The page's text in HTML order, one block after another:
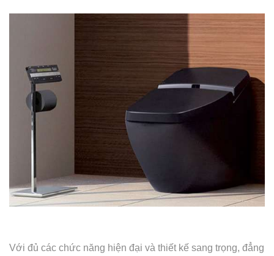
Với đủ các chức năng hiện đại và thiết kế sang trọng, đẳng